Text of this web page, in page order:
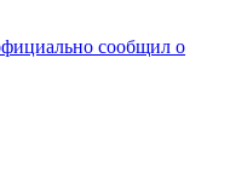
сообщил о